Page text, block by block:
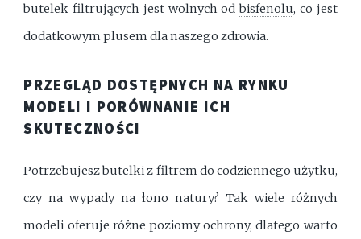
butelek filtrujących jest wolnych odbisfenolu, co jest
dodatkowym plusem dla naszego zdrowia.
PRZEGLĄD DOSTĘPNYCH NA RYNKU
MODELI I PORÓWNANIE ICH
SKUTECZNOŚCI
Potrzebujesz butelki z filtrem do codziennego użytku,
czy na wypady na łono natury? Tak wiele różnych
modeli oferuje różne poziomy ochrony, dlatego warto